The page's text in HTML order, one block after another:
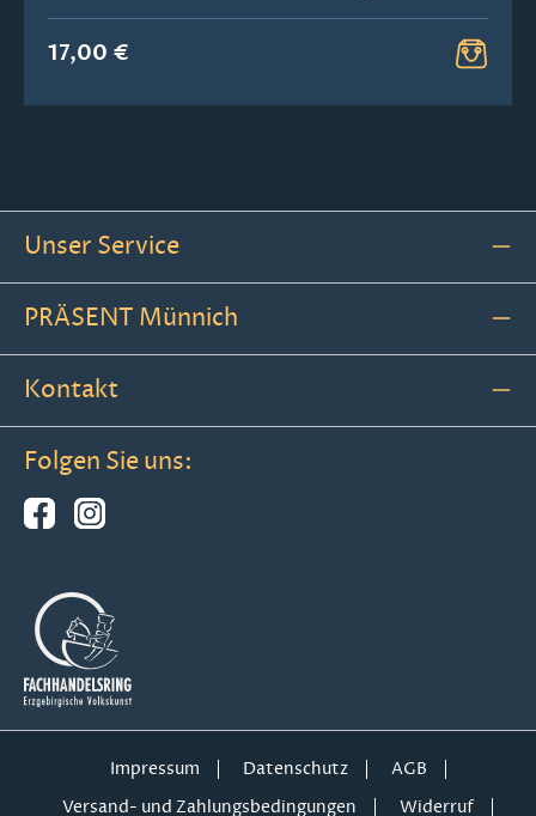
17,00 €
Unser Service
PRÄSENT Münnich
Kontakt
Folgen Sie uns:
Impressum Datenschutz
AGB
Versand- und Zahlungsbedingungen
Widerruf